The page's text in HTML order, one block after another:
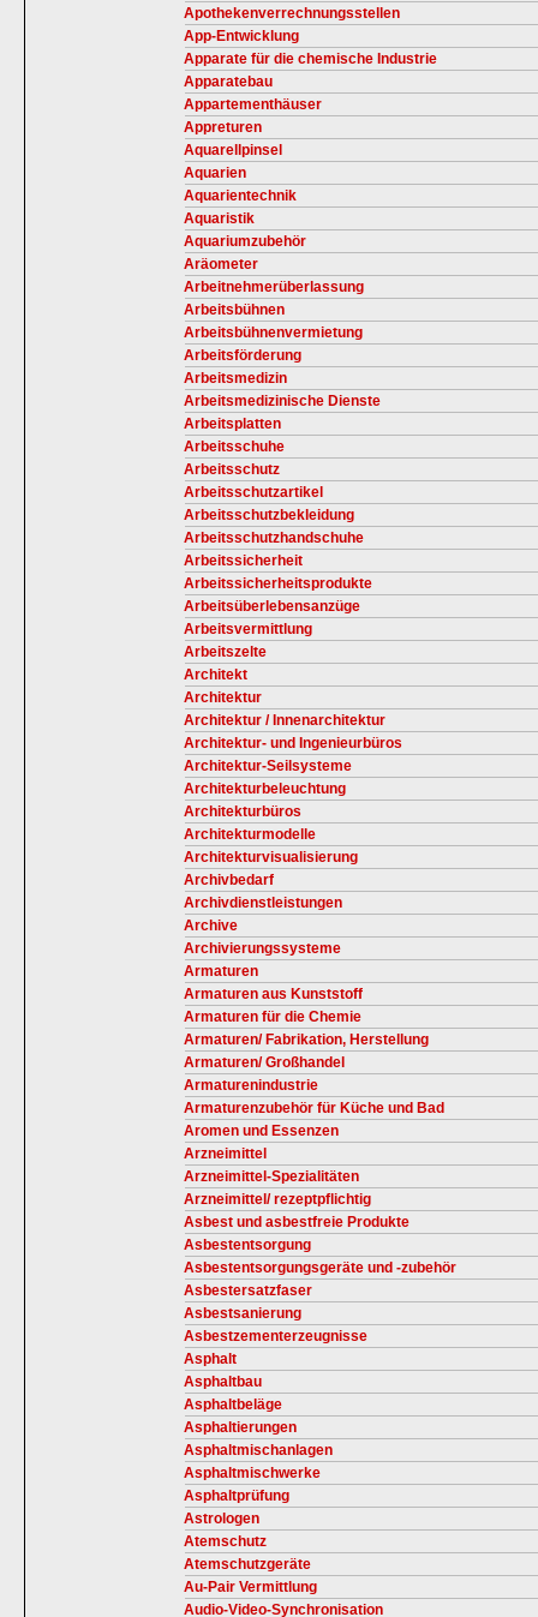
Apothekenverrechnungsstellen
App-Entwicklung
Apparate für die chemische Industrie
Apparatebau
Appartementhäuser
Appreturen
Aquarellpinsel
Aquarien
Aquarientechnik
Aquaristik
Aquariumzubehör
Aräometer
Arbeitnehmerüberlassung
Arbeitsbühnen
Arbeitsbühnenvermietung
Arbeitsförderung
Arbeitsmedizin
Arbeitsmedizinische Dienste
Arbeitsplatten
Arbeitsschuhe
Arbeitsschutz
Arbeitsschutzartikel
Arbeitsschutzbekleidung
Arbeitsschutzhandschuhe
Arbeitssicherheit
Arbeitssicherheitsprodukte
Arbeitsüberlebensanzüge
Arbeitsvermittlung
Arbeitszelte
Architekt
Architektur
Architektur / Innenarchitektur
Architektur- und Ingenieurbüros
Architektur-Seilsysteme
Architekturbeleuchtung
Architekturbüros
Architekturmodelle
Architekturvisualisierung
Archivbedarf
Archivdienstleistungen
Archive
Archivierungssysteme
Armaturen
Armaturen aus Kunststoff
Armaturen für die Chemie
Armaturen/ Fabrikation, Herstellung
Armaturen/ Großhandel
Armaturenindustrie
Armaturenzubehör für Küche und Bad
Aromen und Essenzen
Arzneimittel
Arzneimittel-Spezialitäten
Arzneimittel/ rezeptpflichtig
Asbest und asbestfreie Produkte
Asbestentsorgung
Asbestentsorgungsgeräte und -zubehör
Asbestersatzfaser
Asbestsanierung
Asbestzementerzeugnisse
Asphalt
Asphaltbau
Asphaltbeläge
Asphaltierungen
Asphaltmischanlagen
Asphaltmischwerke
Asphaltprüfung
Astrologen
Atemschutz
Atemschutzgeräte
Au-Pair Vermittlung
Audio-Video-Synchronisation